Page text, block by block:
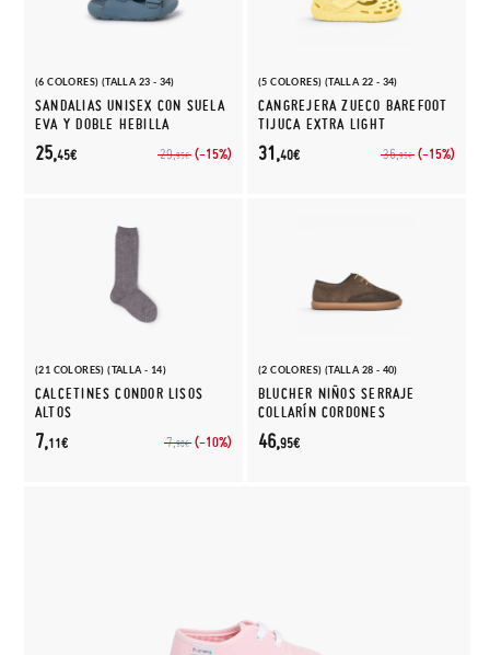
(6 COLORES) (TALLA 23 - 34)
SANDALIAS UNISEX CON SUELA
EVA Y DOBLE HEBILLA
29,95€ (-15%)
25,45€
(5 COLORES) (TALLA 22 - 34)
CANGREJERA ZUECO BAREFOOT
TIJUCA EXTRA LIGHT
36,95€ (-15%)
31,40€
(21 COLORES) (TALLA - 14)
CALCETINES CONDOR LISOS
ALTOS
7,90€ (-10%)
7,11€
(2 COLORES) (TALLA 28 - 40)
BLUCHER NIÑOS SERRAJE
COLLARÍN CORDONES
46,95€